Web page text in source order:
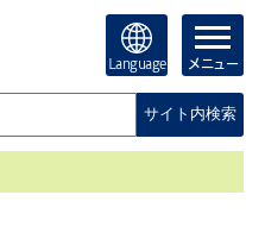
Language メニュー
サイト内検索